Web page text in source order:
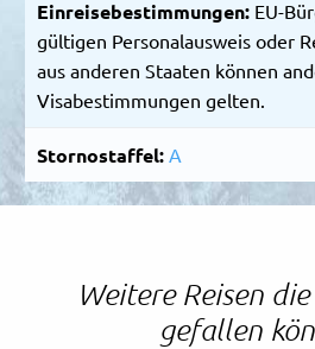
Einreisebestimmungen: EU-
gültigen Personalausweis oder
aus anderen Staaten können
Visabestimmungen gelten.
Stornostaffel:A
Weitere Reisen
gefallen